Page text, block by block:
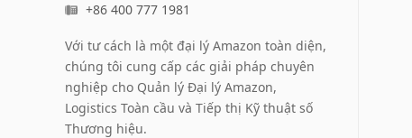
+86 400 777 1981
Với tư cách là một đại lý Amazon toàn diện,
chúng tôi cung cấp các giải pháp chuyên
nghiệp cho Quản lý Đại lý Amazon,
Logistics Toàn cầu và Tiếp thị Kỹ thuật số
Thương hiệu.